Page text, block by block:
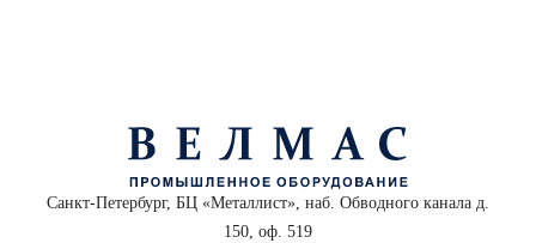
Санкт-Петербург, БЦ «Металлист», наб. Обводного канала д.
150, оф. 519